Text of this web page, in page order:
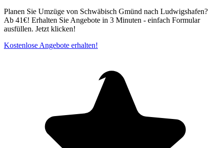
Planen Sie Umzüge von Schwäbisch Gmünd nach Ludwigshafen?
Ab 41€! Erhalten Sie Angebote in 3 Minuten - einfach Formular
ausfüllen. Jetzt klicken!
Kostenlose Angebote erhalten!